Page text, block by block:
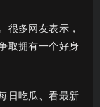
很多网友表示，
取拥有一个好身
日吃瓜、看最新